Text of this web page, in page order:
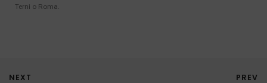
Terni o Roma.
PREV
NEXT